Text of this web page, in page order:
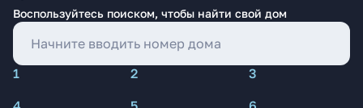
Воспользуйтесь поиском, чтобы найти свой дом
1 2
3